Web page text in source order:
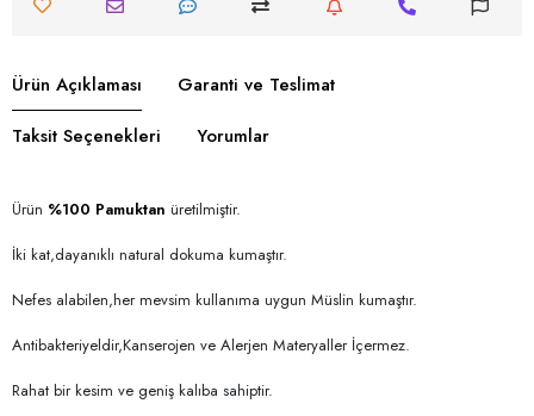
Ürün Açıklaması
Garanti ve Teslimat
Taksit Seçenekleri
Yorumlar
Ürün %100 Pamuktan üretilmiştir.
İki kat,dayanıklı natural dokuma kumaştır.
Nefes alabilen,her mevsim kullanıma uygun Müslin kumaştır.
Antibakteriyeldir,Kanserojen ve Alerjen Materyaller İçermez.
Rahat bir kesim ve geniş kalıba sahiptir.